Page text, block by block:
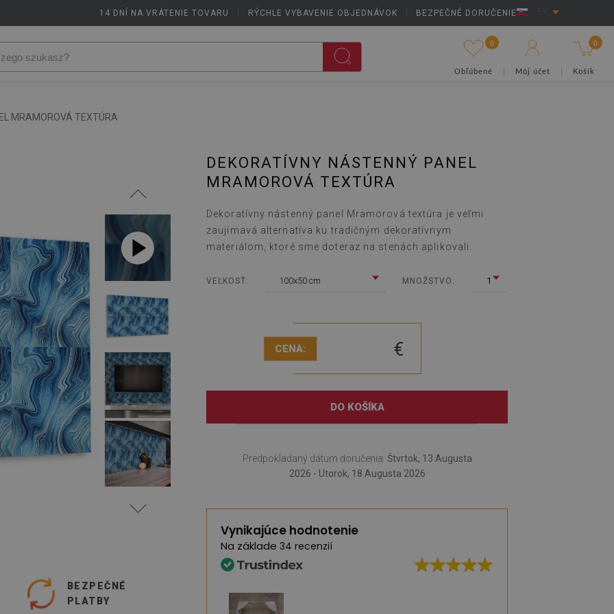
14 DNÍ NA VRÁTENIE TOVARU RÝCHLE VYBAVENIE OBJEDNÁVOK BEZPEČNÉ DORUČENIE
0
Obľúbené Môj účet
0
Košík
MRAMOROVÁ TEXTÚRA
BEZPEČNÉ
PLATBY
DEKORATÍVNY NÁSTENNÝ PANEL
MRAMOROVÁ TEXTÚRA
Dekoratívny nástenný panel Mramorová textúra je veľmi
zaujímavá alternatíva ku tradičným dekoratívnym
materiálom, ktoré sme doteraz na stenách aplikovali.
VEĽKOSŤ: 100x50 cm MNOŽSTVO: 1
CENA: €
DO KOŠÍKA
Predpokladaný dátum doručenia: Štvrtok, 13 Augusta
2026 - Utorok, 18 Augusta 2026
Vynikajúce hodnotenie
Na základe 34 recenzií